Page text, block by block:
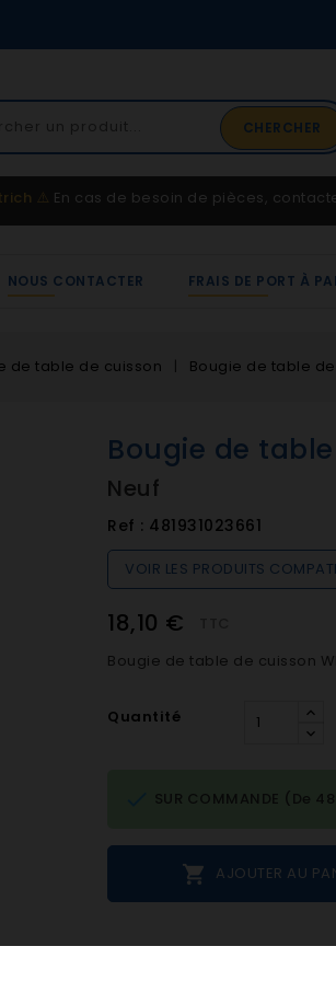
CHERCHER
02 41 65 37 52
Service client
⚠️ En cas de besoin de pièces,
NOUS CONTACTER FRAIS DE PORT À
de table de cuisson Bougie de table
Bougie de
Neuf
Ref : 481931023661
VOIR LES PRODUITS
18,10 €
Bougie de table de cuisson
Quantité
 AJOUTER AU
SUR COMMANDE (De